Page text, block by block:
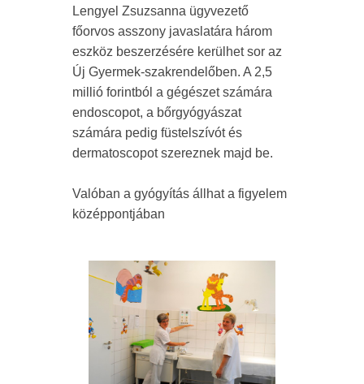
Lengyel Zsuzsanna ügyvezető
főorvos asszony javaslatára három
eszköz beszerzésére kerülhet sor az
Új Gyermek-szakrendelőben. A 2,5
millió forintból a gégészet számára
endoscopot, a bőrgyógyászat
számára pedig füstelszívót és
dermatoscopot szereznek majd be.
Valóban a gyógyítás állhat a figyelem
középpontjában